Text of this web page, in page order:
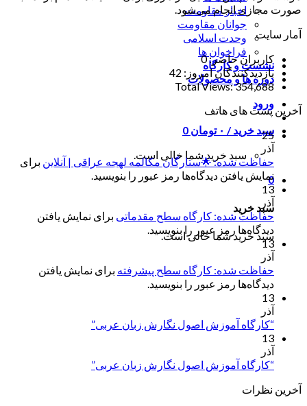
اخبار مقاومت
جوانان مقاومت
وحدت اسلامی
فراخوان ها
نشست و کارگاه
دوره ها و محصولات
ورود
سبد خرید / ۰ تومان 0
سبد خرید شما خالی است.
0
سبد خرید
سبد خرید شما خالی است.
صورت مجازی انجام می‌شود.
آمار سایت
کاربران حاضر:0
بازدیدکنندگان امروز: 42
Total Views:354,688
آخرین پست های هاتف
25
آذر
حفاظت شده: 🌟ستارگان مکالمه لهجه عراقی | آنلاین برای
نمایش یافتن دیدگاه‌ها رمز عبور را بنویسید.
13
آذر
حفاظت شده: کارگاه سطح مقدماتی برای نمایش یافتن
دیدگاه‌ها رمز عبور را بنویسید.
13
آذر
حفاظت شده: کارگاه سطح پیشرفته برای نمایش یافتن
دیدگاه‌ها رمز عبور را بنویسید.
13
آذر
“کارگاه آموزش اصول نگارش زبان عربی”
13
آذر
“کارگاه آموزش اصول نگارش زبان عربی”
آخرین نظرات